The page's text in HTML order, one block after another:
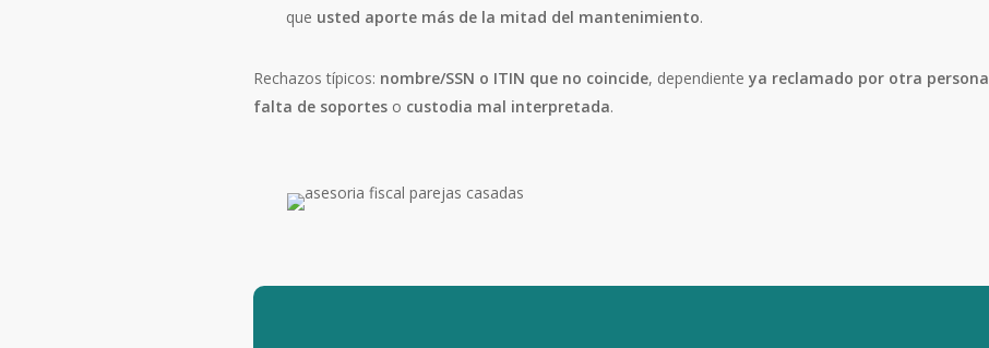
que usted aporte más de la mitad del mantenimiento.
Rechazos típicos: nombre/SSN o ITIN que no coincide, dependienteya reclamado por otra persona
falta de soportes o custodia mal interpretada.